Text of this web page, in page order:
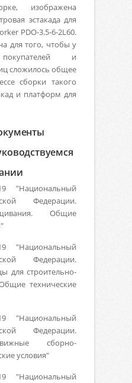
изображена
эстакада для
PDO-3.5-6-2L60.
для того, чтобы у
и
сложилось общее
сборки такого
и платформ для
"Национальный
Федерации.
Общие
"Национальный
Федерации.
для строительно-
технические
"Национальный
Федерации.
сборно-
условия"
"Национальный